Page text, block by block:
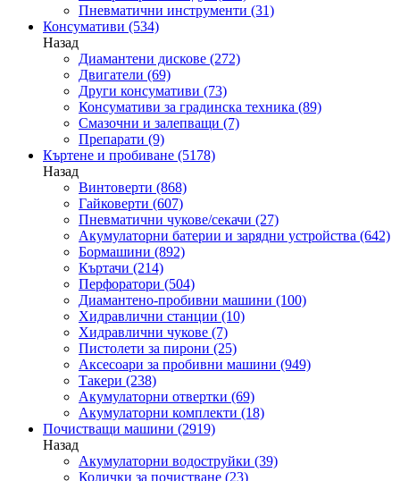
Пневматични инструменти (31)
Консумативи (534)
Назад
Диамантени дискове (272)
Двигатели (69)
Други консумативи (73)
Консумативи за градинска техника (89)
Смазочни и залепващи (7)
Препарати (9)
Къртене и пробиване (5178)
Назад
Винтоверти (868)
Гайковерти (607)
Пневматични чукове/секачи (27)
Акумулаторни батерии и зарядни устройства (642)
Бормашини (892)
Къртачи (214)
Перфоратори (504)
Диамантено-пробивни машини (100)
Хидравлични станции (10)
Хидравлични чукове (7)
Пистолети за пирони (25)
Аксесоари за пробивни машини (949)
Такери (238)
Акумулаторни отвертки (69)
Акумулаторни комплекти (18)
Почистващи машини (2919)
Назад
Акумулаторни водоструйки (39)
Колички за почистване (23)